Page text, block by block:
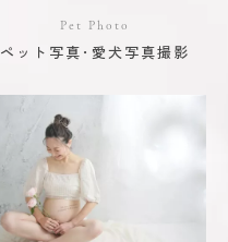
Pet Photo
ペット写真･愛犬写真撮影